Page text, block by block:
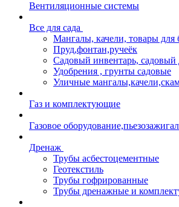
Вентиляционные системы
Все для сада
Мангалы, качели, товары для
Пруд,фонтан,ручеёк
Садовый инвентарь,
Удобрения , грунты садовые
Уличные
Газ и комплектующие
Газовое
Дренаж
Трубы асбестоцементные
Геотекстиль
Трубы гофрированные
Трубы дренажные и